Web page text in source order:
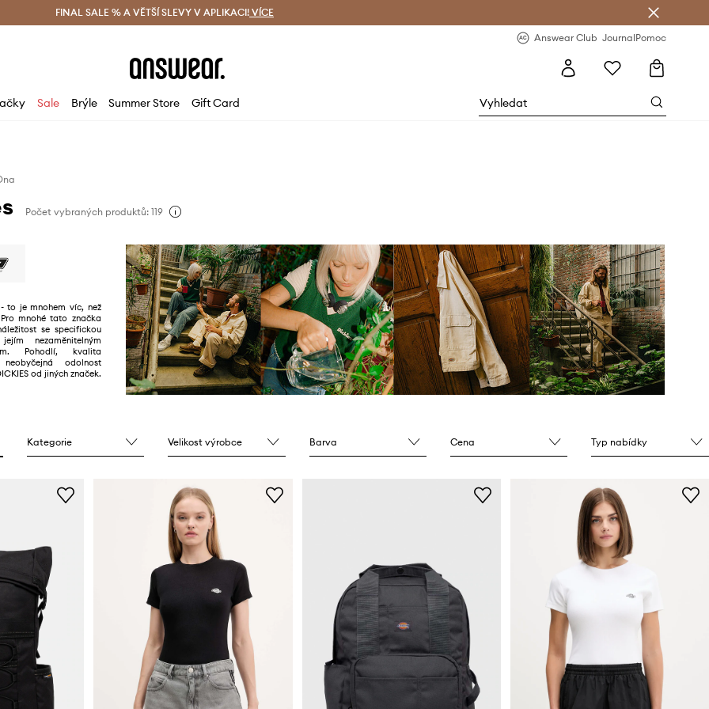
zdarma (od 1800 Kč) Doručení i do 24 h
FINAL SALE % A VĚTŠÍ SLEVY V APLIKACI! VÍCE
Answear Club JournalPomoc
Sale Brýle Summer Store Gift Card
Počet vybraných produktů: 119
- to je mnohem víc, než
mnohé tato značka
se specifickou
nezaměnitelným
Pohodlí, kvalita
odolnost
od jiných značek.
Kategorie Velikost výrobce Barva Cena Typ nabídky